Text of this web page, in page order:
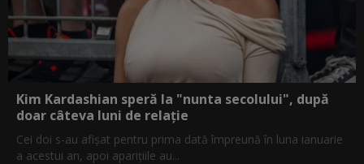
Kim Kardashian speră la "nunta secolului", după
doar câteva luni de relație
Cei doi s-au afișat pentru prima dată împreună în luna ianuarie
a acestui an, apoi aparițiile au...